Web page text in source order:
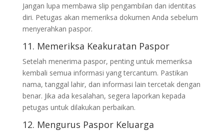
Jangan lupa membawa slip pengambilan dan identitas
diri. Petugas akan memeriksa dokumen Anda sebelum
menyerahkan paspor.
11. Memeriksa Keakuratan Paspor
Setelah menerima paspor, penting untuk memeriksa
kembali semua informasi yang tercantum. Pastikan
nama, tanggal lahir, dan informasi lain tercetak dengan
benar. Jika ada kesalahan, segera laporkan kepada
petugas untuk dilakukan perbaikan.
12. Mengurus Paspor Keluarga